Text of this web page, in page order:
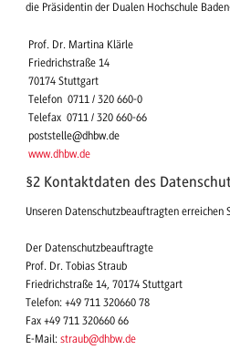
die Präsidentin der Dualen Hochschule
Prof. Dr. Martina Klärle
Friedrichstraße 14
70174 Stuttgart
Telefon 0711 / 320 660-0
Telefax 0711 / 320 660-66
poststelle@dhbw.de
www.dhbw.de
§2 Kontaktdaten des
Unseren Datenschutzbeauftragten erreichen
Der Datenschutzbeauftragte
Prof. Dr. Tobias Straub
Friedrichstraße 14, 70174 Stuttgart
Telefon: +49 711 320660 78
Fax +49 711 320660 66
E-Mail: straub@dhbw.de